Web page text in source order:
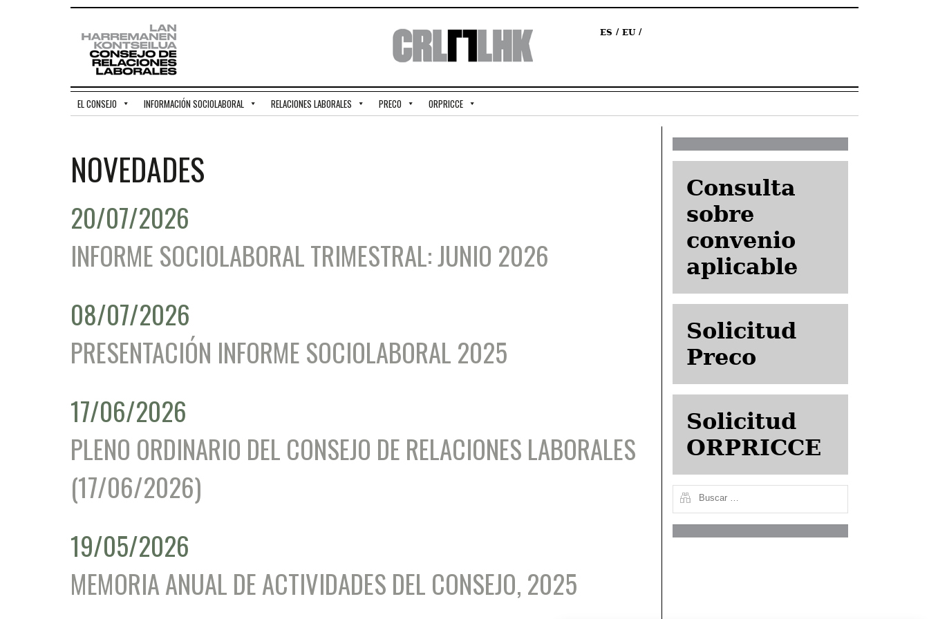
ES EU
EL CONSEJO INFORMACIÓN SOCIOLABORAL RELACIONES LABORALES PRECO ORPRICCE
NOVEDADES
20/07/2026
INFORME SOCIOLABORAL TRIMESTRAL: JUNIO 2026
08/07/2026
PRESENTACIÓN INFORME SOCIOLABORAL 2025
17/06/2026
PLENO ORDINARIO DEL CONSEJO DE RELACIONES LABORALES
(17/06/2026)
19/05/2026
MEMORIA ANUAL DE ACTIVIDADES DEL CONSEJO, 2025
Consulta
sobre
convenio
aplicable
Solicitud
Preco
Solicitud
ORPRICCE